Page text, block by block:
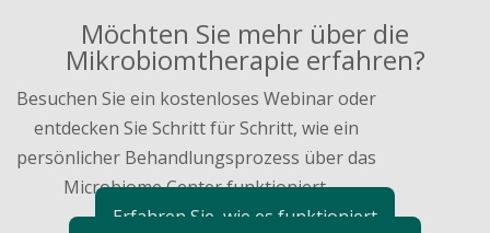
Möchten Sie mehr über die
Mikrobiomtherapie erfahren?
Besuchen Sie ein kostenloses Webinar oder
entdecken Sie Schritt für Schritt, wie ein
persönlicher Behandlungsprozess über das
Microbiome Center funktioniert.
Erfahren Sie, wie es funktioniert